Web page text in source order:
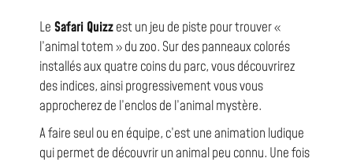
Le Safari Quizzest un jeu de piste pour trouver «
l’animal totem » du zoo. Sur des panneaux colorés
installés aux quatre coins du parc, vous découvrirez
des indices, ainsi progressivement vous vous
approcherez de l’enclos de l’animal mystère.
A faire seul ou en équipe, c’est une animation ludique
qui permet de découvrir un animal peu connu. Une fois